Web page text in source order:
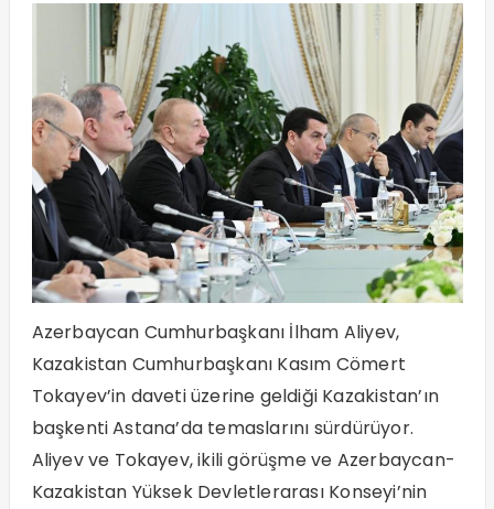
Azerbaycan Cumhurbaşkanı İlham Aliyev,
Kazakistan Cumhurbaşkanı Kasım Cömert
Tokayev’in daveti üzerine geldiği Kazakistan’ın
başkenti Astana’da temaslarını sürdürüyor.
Aliyev ve Tokayev, ikili görüşme ve Azerbaycan-
Kazakistan Yüksek Devletlerarası Konseyi’nin